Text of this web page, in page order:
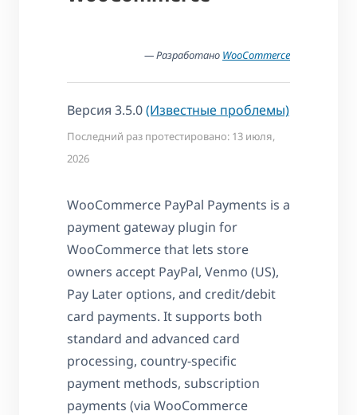
— Разработано WooCommerce
Версия 3.5.0(Известные проблемы)
Последний раз протестировано: 13 июля,
2026
WooCommerce PayPal Payments is a
payment gateway plugin for
WooCommerce that lets store
owners accept PayPal, Venmo (US),
Pay Later options, and credit/debit
card payments. It supports both
standard and advanced card
processing, country-specific
payment methods, subscription
payments (via WooCommerce